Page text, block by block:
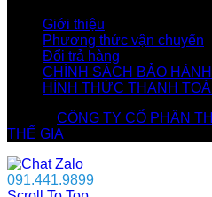
Giới thiệu
Phương thức vận chuyển
Đổi trả hàng
CHÍNH SÁCH BẢO HÀNH
HÌNH THỨC THANH
CÔNG TY CỔ PHẦN
THẾ GIA
091.441.9899